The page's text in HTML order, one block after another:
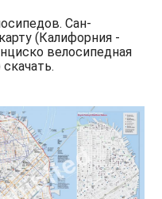
Сан-
(Калифорния -
велосипедная